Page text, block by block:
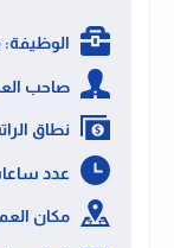
الوظيفة:
صاحب
نطاق
عدد
مكان